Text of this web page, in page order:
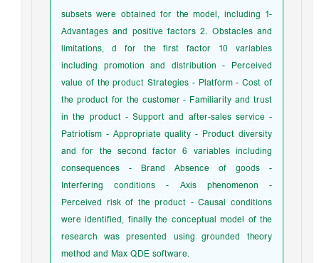
subsets were obtained for the model, including 1-
Advantages and positive factors 2. Obstacles and
limitations, d for the first factor 10 variables
including promotion and distribution - Perceived
value of the product Strategies - Platform - Cost of
the product for the customer - Familiarity and trust
in the product - Support and after-sales service -
Patriotism - Appropriate quality - Product diversity
and for the second factor 6 variables including
consequences - Brand Absence of goods -
Interfering conditions - Axis phenomenon -
Perceived risk of the product - Causal conditions
were identified, finally the conceptual model of the
research was presented using grounded theory
method and Max QDE software.